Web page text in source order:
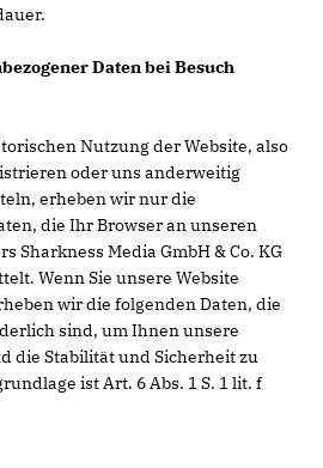
Daten bei Besuch
Nutzung der Website, also
oder uns anderweitig
erheben wir nur die
die Ihr Browser an unseren
Sharkness Media GmbH & Co. KG
Wenn Sie unsere Website
wir die folgenden Daten, die
sind, um Ihnen unsere
die Stabilität und Sicherheit zu
ist Art. 6 Abs. 1 S. 1 lit. f